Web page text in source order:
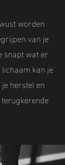
worden
van je
snapt wat er
kan je
herstel en